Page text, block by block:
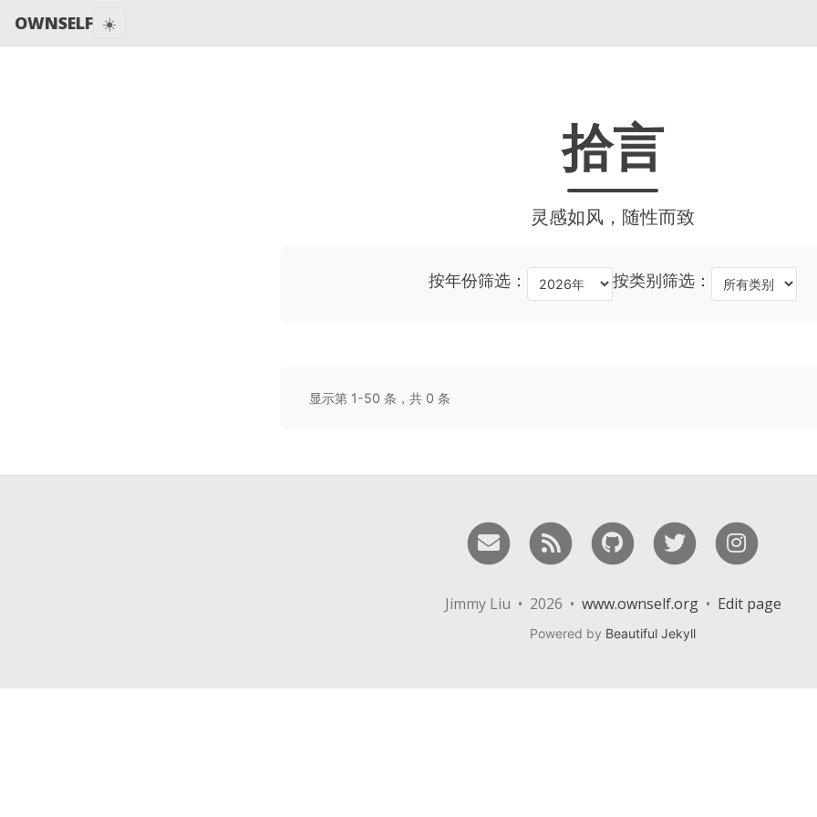
OWNSELF ☀️
拾言
灵感如风，随性而致
按年份筛选： 按类别筛选：
显示第 1-50 条，共 0 条
Email me RSS GitHub Twitter
Jimmy Liu • 2026 • www.ownself.org • Edit page
Powered by Beautiful Jekyll